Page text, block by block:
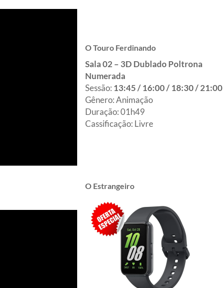
O Touro Ferdinando
Sala 02 – 3D Dublado Poltrona
Numerada
Sessão: 13:45 / 16:00 / 18:30 / 21:00
Gênero: Animação
Duração: 01h49
Cassificação: Livre
O Estrangeiro